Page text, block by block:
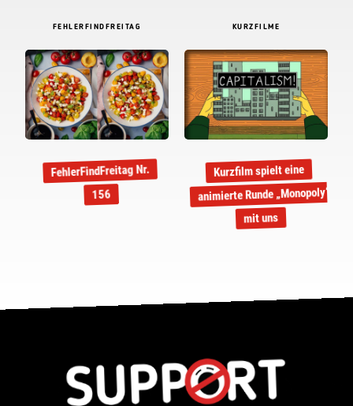
FEHLERFINDFREITAG
FehlerFindFreitag Nr.
156
KURZFILME
Kurzfilm spielt eine
animierte Runde „Monopoly“
mit uns